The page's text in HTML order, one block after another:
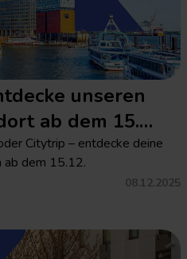
unseren
ab dem 15.
Citytrip – entdecke deine
ab dem 15.12.
08.12.2025